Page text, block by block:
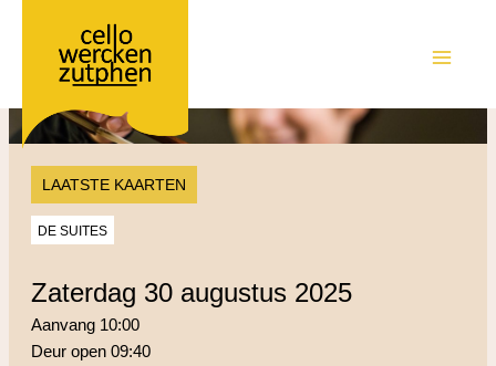
LAATSTE KAARTEN
DE SUITES
zaterdag 30 augustus 2025
Aanvang 10:00
Deur open 09:40